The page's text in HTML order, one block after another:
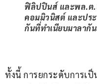
ฟิลิปปินส์ และพล.ต.
คอมมิวนิสต์ และปร
กันที่ทำเนียบมาลากั
ทั้งนี้ การยกระดับการเ